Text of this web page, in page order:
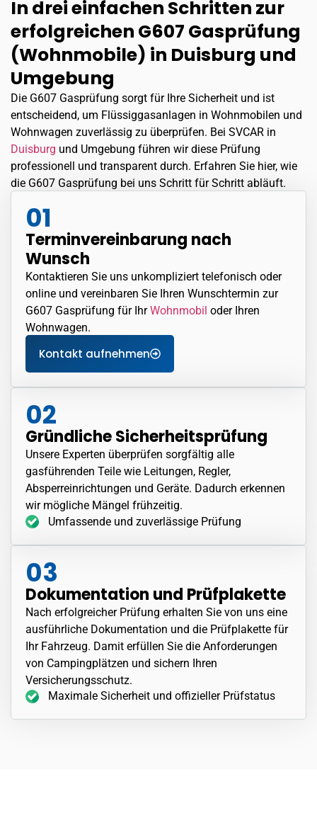
In drei einfachen Schritten zur
erfolgreichen G607 Gasprüfung
(Wohnmobile) in Duisburg und
Umgebung
Die G607 Gasprüfung sorgt für Ihre Sicherheit und ist
entscheidend, um Flüssiggasanlagen in Wohnmobilen und
Wohnwagen zuverlässig zu überprüfen. Bei SVCAR in
Duisburg und Umgebung führen wir diese Prüfung
professionell und transparent durch. Erfahren Sie hier, wie
die G607 Gasprüfung bei uns Schritt für Schritt abläuft.
01
Terminvereinbarung nach
Wunsch
Kontaktieren Sie uns unkompliziert telefonisch oder
online und vereinbaren Sie Ihren Wunschtermin zur
G607 Gasprüfung für IhrWohnmobil oder Ihren
Wohnwagen.
Kontakt aufnehmen
02
Gründliche Sicherheitsprüfung
Unsere Experten überprüfen sorgfältig alle
gasführenden Teile wie Leitungen, Regler,
Absperreinrichtungen und Geräte. Dadurch erkennen
wir mögliche Mängel frühzeitig.
Umfassende und zuverlässige Prüfung
03
Dokumentation und Prüfplakette
Nach erfolgreicher Prüfung erhalten Sie von uns eine
ausführliche Dokumentation und die Prüfplakette für
Ihr Fahrzeug. Damit erfüllen Sie die Anforderungen
von Campingplätzen und sichern Ihren
Versicherungsschutz.
Maximale Sicherheit und offizieller Prüfstatus